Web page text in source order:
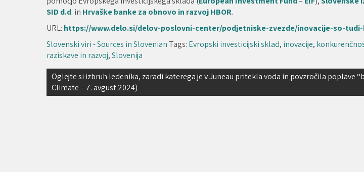
SID d.d. in Hrvaške banke za obnovo in razvoj HBOR.
URL: https://www.delo.si/delov-poslovni-center/podjetniske-zvezde/inovacije-so-
Slovenski viri - Sources in Slovenian Tags: Evropski investicijski sklad, inovacije,
raziskave in razvoj,Slovenija
Navigacija
prispevka
Oglejte si izbruh ledenika, zaradi katerega je v Juneau pritekla voda in povzročila poplave
Climate – 7. avgust 2024)